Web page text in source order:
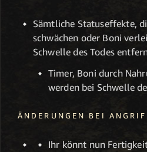
Sämtliche Statuseffekte,
schwächen oder Boni
Schwelle des Todes
Timer, Boni durch
werden bei Schwelle
ÄNDERUNGEN BEI
Ihr könnt nun